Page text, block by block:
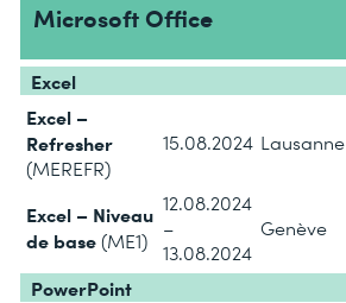
Microsoft Office
Excel
Excel –
Refresher
(MEREFR)
15.08.2024 Lausanne
Excel – Niveau
de base(ME1)
12.08.2024
–
13.08.2024
Genève
PowerPoint